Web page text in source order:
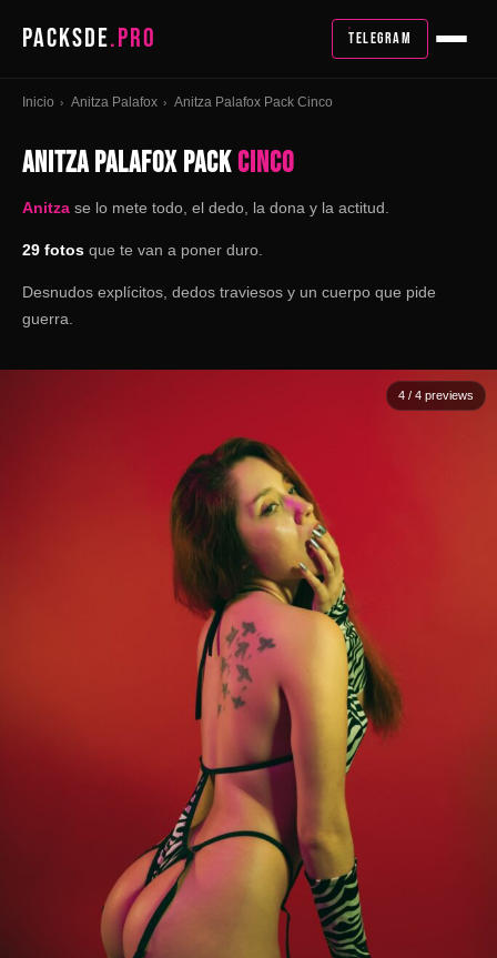
PACKSDE.PRO TELEGRAM
Inicio › Anitza Palafox › Anitza Palafox Pack Cinco
ANITZA PALAFOX PACKCINCO
Anitza se lo mete todo, el dedo, la dona y la actitud.
29 fotos que te van a poner duro.
Desnudos explícitos, dedos traviesos y un cuerpo que pide
guerra.
4 / 4 previews